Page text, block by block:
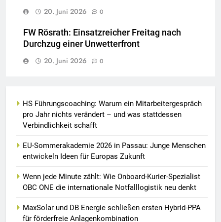
20. Juni 2026
0
FW Rösrath: Einsatzreicher Freitag nach
Durchzug einer Unwetterfront
20. Juni 2026
0
HS Führungscoaching: Warum ein Mitarbeitergespräch
pro Jahr nichts verändert – und was stattdessen
Verbindlichkeit schafft
EU-Sommerakademie 2026 in Passau: Junge Menschen
entwickeln Ideen für Europas Zukunft
Wenn jede Minute zählt: Wie Onboard-Kurier-Spezialist
OBC ONE die internationale Notfalllogistik neu denkt
MaxSolar und DB Energie schließen ersten Hybrid-PPA
für förderfreie Anlagenkombination